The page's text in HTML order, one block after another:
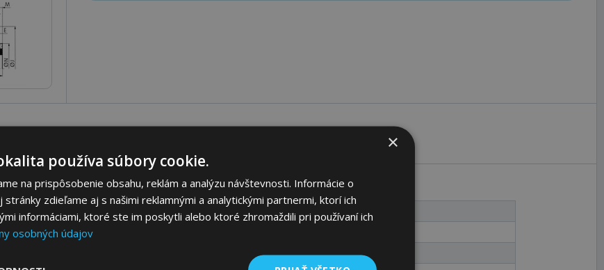
1
205,5
×
používa súbory cookie.
na prispôsobenie obsahu, reklám a analýzu návštevnosti. Informácie o
stránky zdieľame aj s našimi reklamnými a analytickými partnermi, ktorí ich
informáciami, ktoré ste im poskytli alebo ktoré zhromaždili pri používaní ich
osobných údajov